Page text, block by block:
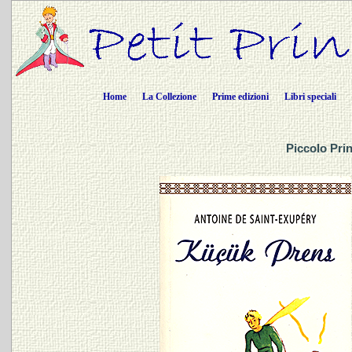
Home La Collezione Prime edizioni Libri speciali
Piccolo